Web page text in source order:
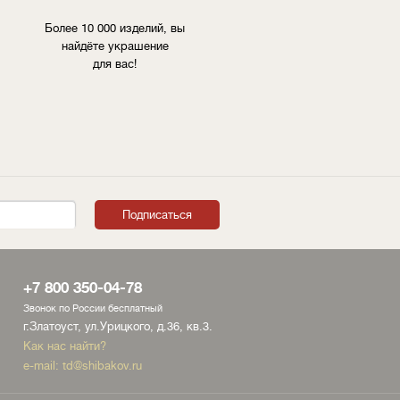
Более 10 000 изделий, вы
найдёте украшение
для вас!
+7 800 350-04-78
Звонок по России бесплатный
г.Златоуст, ул.Урицкого, д.36, кв.3.
Как нас найти?
e-mail: td@shibakov.ru